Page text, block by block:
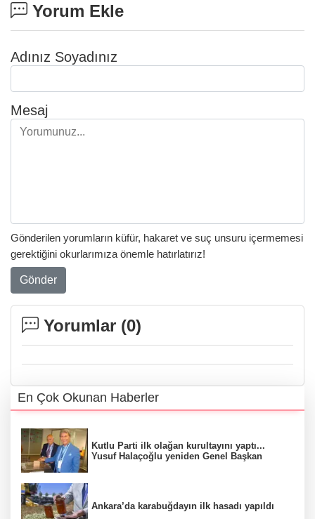
Yorum Ekle
Adınız Soyadınız
Mesaj
Gönderilen yorumların küfür, hakaret ve suç unsuru içermemesi
gerektiğini okurlarımıza önemle hatırlatırız!
Gönder
Yorumlar (0)
En Çok Okunan Haberler
Kutlu Parti ilk olağan kurultayını yaptı...
Yusuf Halaçoğlu yeniden Genel Başkan
Ankara’da karabuğdayın ilk hasadı yapıldı